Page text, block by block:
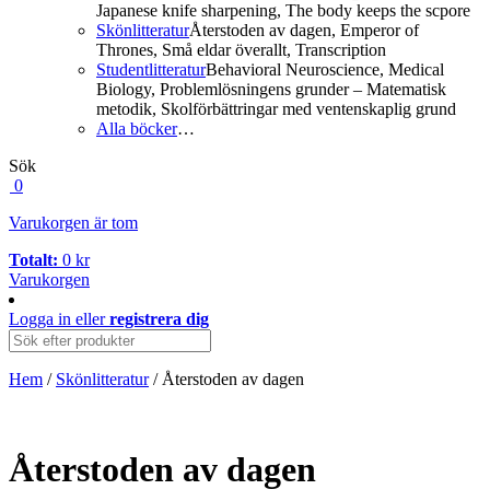
Japanese knife sharpening, The body keeps the scpore
SkönlitteraturÅterstoden av dagen, Emperor of
Thrones, Små eldar överallt, Transcription
StudentlitteraturBehavioral Neuroscience, Medical
Biology, Problemlösningens grunder – Matematisk
metodik, Skolförbättringar med ventenskaplig grund
Alla böcker…
Sök
0
Varukorgen är tom
Totalt: 0 kr
Varukorgen
Logga in ellerregistrera dig
Hem / Skönlitteratur/ Återstoden av dagen
Återstoden av dagen